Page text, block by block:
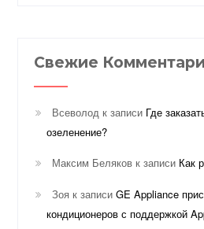
Свежие
Всеволод к записи Где
озеленение?
Максим Беляков к записи Как
Зоя к записиGE Appliance
кондиционеров с поддержкой